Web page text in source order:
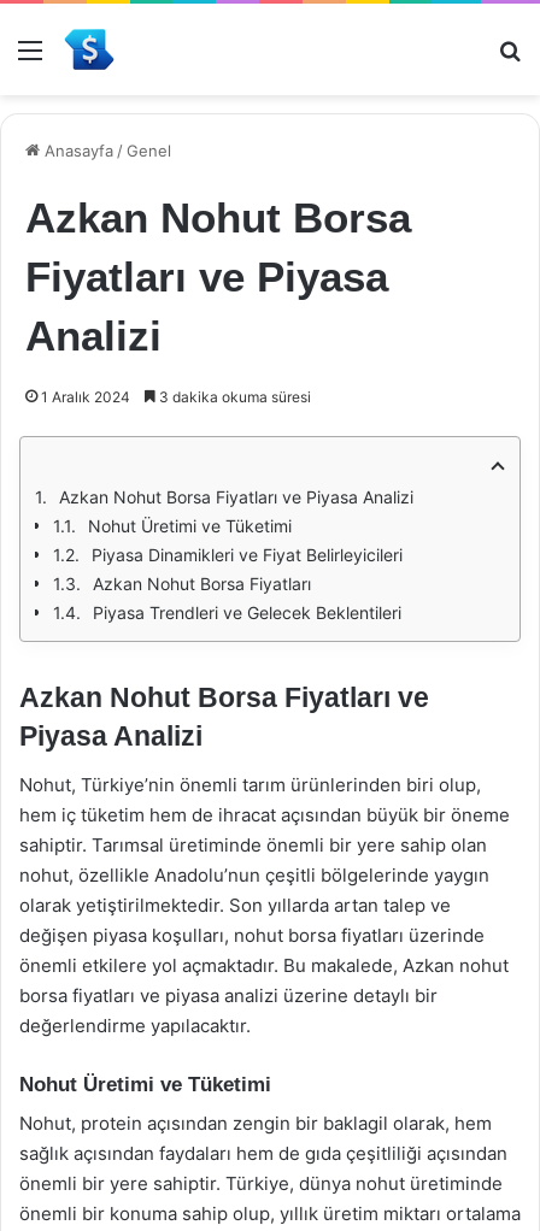
Menü
Anasayfa /Genel
Azkan Nohut Borsa
Fiyatları ve Piyasa
Analizi
1 Aralık 2024 3 dakika okuma süresi
Azkan Nohut Borsa Fiyatları ve Piyasa Analizi
Nohut Üretimi ve Tüketimi
Piyasa Dinamikleri ve Fiyat Belirleyicileri
Azkan Nohut Borsa Fiyatları
Piyasa Trendleri ve Gelecek Beklentileri
Azkan Nohut Borsa Fiyatları ve
Piyasa Analizi
Nohut, Türkiye’nin önemli tarım ürünlerinden biri olup,
hem iç tüketim hem de ihracat açısından büyük bir öneme
sahiptir. Tarımsal üretiminde önemli bir yere sahip olan
nohut, özellikle Anadolu’nun çeşitli bölgelerinde yaygın
olarak yetiştirilmektedir. Son yıllarda artan talep ve
değişen piyasa koşulları, nohut borsa fiyatları üzerinde
önemli etkilere yol açmaktadır. Bu makalede, Azkan nohut
borsa fiyatları ve piyasa analizi üzerine detaylı bir
değerlendirme yapılacaktır.
Nohut Üretimi ve Tüketimi
Nohut, protein açısından zengin bir baklagil olarak, hem
sağlık açısından faydaları hem de gıda çeşitliliği açısından
önemli bir yere sahiptir. Türkiye, dünya nohut üretiminde
önemli bir konuma sahip olup, yıllık üretim miktarı ortalama